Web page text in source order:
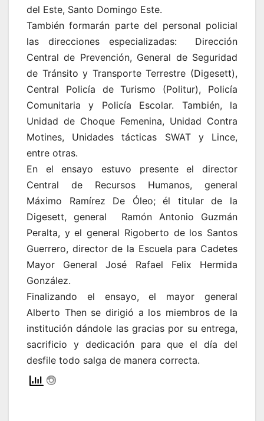
del Este, Santo Domingo Este.
También formarán parte del personal policial
las direcciones especializadas: Dirección
Central de Prevención, General de Seguridad
de Tránsito y Transporte Terrestre (Digesett),
Central Policía de Turismo (Politur), Policía
Comunitaria y Policía Escolar. También, la
Unidad de Choque Femenina, Unidad Contra
Motines, Unidades tácticas SWAT y Lince,
entre otras.
En el ensayo estuvo presente el director
Central de Recursos Humanos, general
Máximo Ramírez De Óleo; él titular de la
Digesett, general Ramón Antonio Guzmán
Peralta, y el general Rigoberto de los Santos
Guerrero, director de la Escuela para Cadetes
Mayor General José Rafael Felix Hermida
González.
Finalizando el ensayo, el mayor general
Alberto Then se dirigió a los miembros de la
institución dándole las gracias por su entrega,
sacrificio y dedicación para que el día del
desfile todo salga de manera correcta.